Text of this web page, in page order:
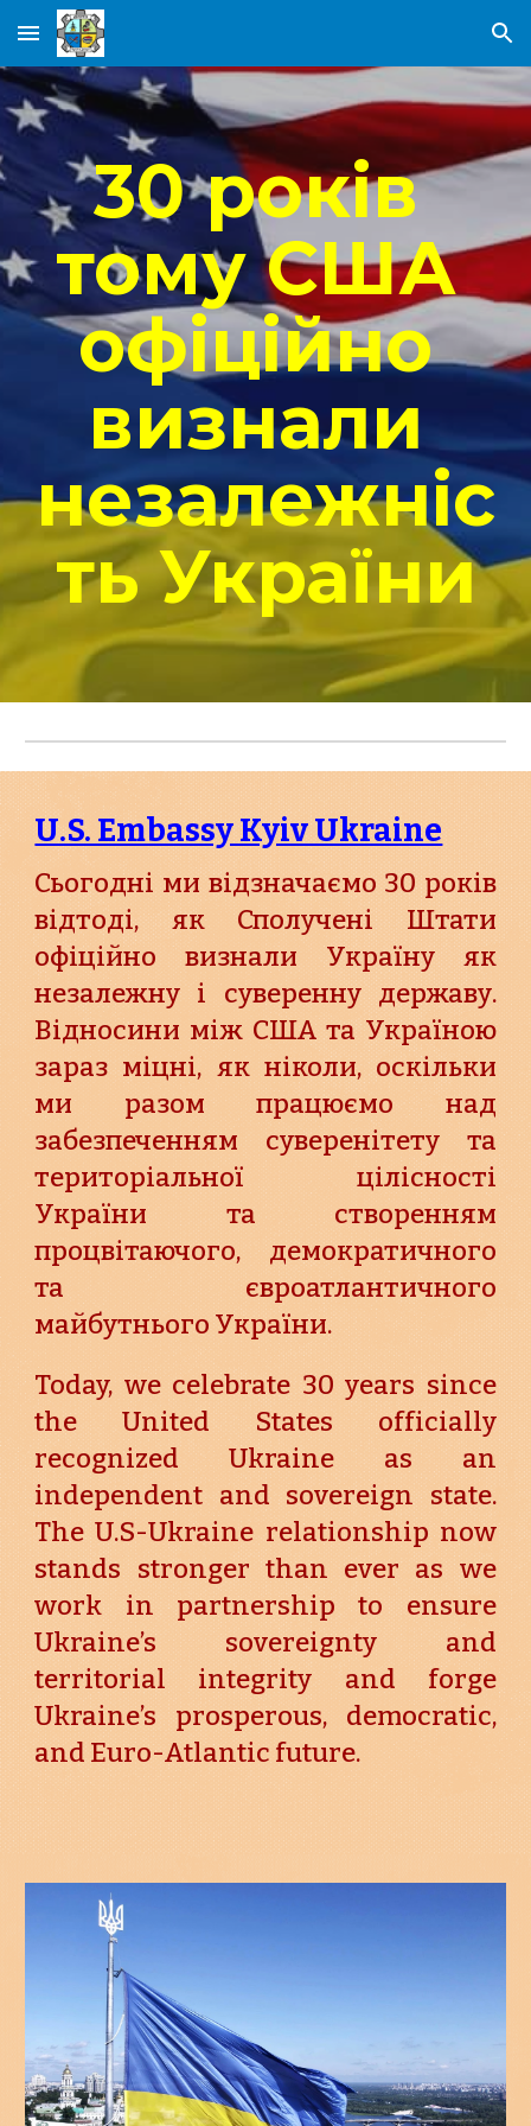
Skip to main content Skip to navigation
30 років
тому США
офіційно
визнали
незалежніс
ть України
U.S. Embassy Kyiv Ukraine
Сьогодні ми відзначаємо 30 років
відтоді, як Сполучені Штати
офіційно визнали Україну як
незалежну і суверенну державу.
Відносини між США та Україною
зараз міцні, як ніколи, оскільки
ми разом працюємо над
забезпеченням суверенітету та
територіальної цілісності
України та створенням
процвітаючого, демократичного
та євроатлантичного
майбутнього України.
Today, we celebrate 30 years since
the United States officially
recognized Ukraine as an
independent and sovereign state.
The U.S-Ukraine relationship now
stands stronger than ever as we
work in partnership to ensure
Ukraine’s sovereignty and
territorial integrity and forge
Ukraine’s prosperous, democratic,
and Euro-Atlantic future.